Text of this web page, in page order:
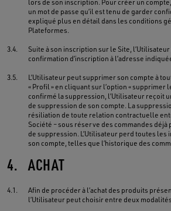
lors de son inscription. Pour créer un
un mot de passe qu’il est tenu de garder
expliqué plus en détail dans les conditions
Plateformes.
3.4.
Suite à son inscription sur le Site,
confirmation d’inscription à l’adresse
3.5.
L’Utilisateur peut supprimer son compte à
« Profil » en cliquant sur l’option « supprimer
confirmé la suppression, l’Utilisateur reçoit
de suppression de son compte. La
résiliation de toute relation contractuelle
Société – sous réserve des commandes déjà
de suppression. L’Utilisateur perd toutes les
son compte, telles que l’historique des
4. ACHAT
4.1.
Afin de procéder à l’achat des produits
l’Utilisateur peut choisir entre deux